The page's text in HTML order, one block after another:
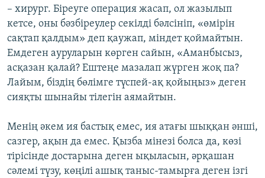
– хирург. Біреуге операция жасап, ол жазылып
кетсе, оны бәзбіреулер секілді бәлсініп, «өмірін
сақтап қалдым» деп қаужап, міндет қоймайтын.
Емдеген ауруларын көрген сайын, «Аманбысыз,
асқазан қалай? Ештеңе мазалап жүрген жоқ па?
Лайым, біздің бөлімге түспей-ақ қойыңыз» деген
сияқты шынайы тілегін аямайтын.
Менің әкем ия бастық емес, ия атағы шыққан әнші,
сазгер, ақын да емес. Қызба мінезі болса да, көзі
тірісінде достарына деген ықыласын, әрқашан
сәлемі түзу, көңілі ашық таныс-тамырға деген ізгі